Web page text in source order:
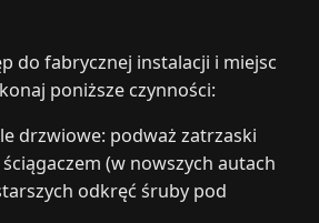
do fabrycznej instalacji i miejsc
poniższe czynności:
drzwiowe: podważ zatrzaski
(w nowszych autach
odkręć śruby pod